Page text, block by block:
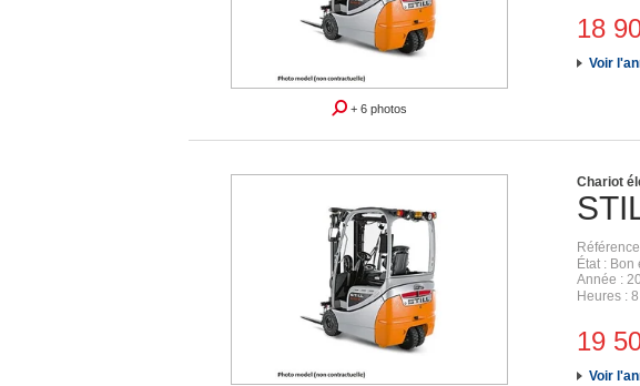
+ 6 photos
18
Voir
Chariot
Référence
État
Bon
Année
Heures
19
Voir